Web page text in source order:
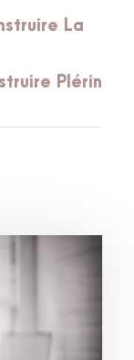
La
Plérin